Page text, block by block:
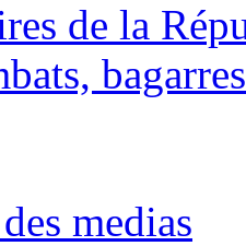
de la
bagarres
medias